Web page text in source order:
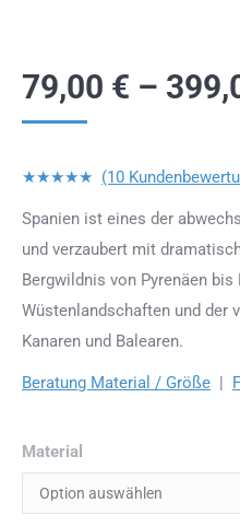
79,00 € –
★★★★★ (10
Spanien ist eines der
und verzaubert mit
Bergwildnis von Pyrenäen
Wüstenlandschaften und der
Kanaren und Balearen.
Beratung Material / Größe |
Material